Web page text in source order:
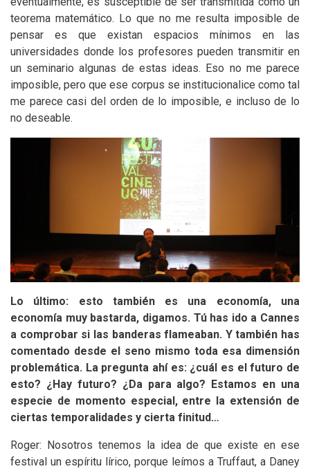
teorema matemático. Lo que no me resulta imposible de
pensar es que existan espacios mínimos en las
universidades donde los profesores pueden transmitir en
un seminario algunas de estas ideas. Eso no me parece
imposible, pero que ese corpus se institucionalice como tal
me parece casi del orden de lo imposible, e incluso de lo
no deseable.
Lo último: esto también es una economía, una
economía muy bastarda, digamos. Tú has ido a Cannes
a comprobar si las banderas flameaban. Y también has
comentado desde el seno mismo toda esa dimensión
problemática. La pregunta ahí es: ¿cuál es el futuro de
esto? ¿Hay futuro? ¿Da para algo? Estamos en una
especie de momento especial, entre la extensión de
ciertas temporalidades y cierta finitud…
Roger: Nosotros tenemos la idea de que existe en ese
festival un espíritu lírico, porque leímos a Truffaut, a Daney